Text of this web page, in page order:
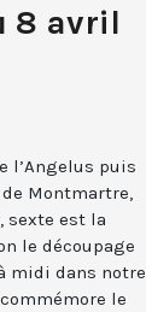
8 avril
l’Angelus puis
de Montmartre,
sexte est la
le découpage
midi dans notre
le